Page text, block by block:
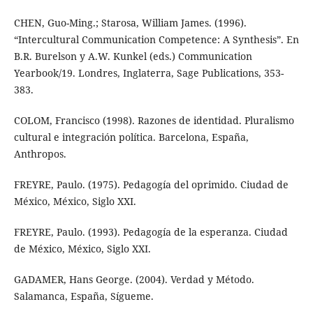
CHEN, Guo-Ming.; Starosa, William James. (1996).
“Intercultural Communication Competence: A Synthesis”. En
B.R. Burelson y A.W. Kunkel (eds.) Communication
Yearbook/19. Londres, Inglaterra, Sage Publications, 353-
383.
COLOM, Francisco (1998). Razones de identidad. Pluralismo
cultural e integración política. Barcelona, España,
Anthropos.
FREYRE, Paulo. (1975). Pedagogía del oprimido. Ciudad de
México, México, Siglo XXI.
FREYRE, Paulo. (1993). Pedagogía de la esperanza. Ciudad
de México, México, Siglo XXI.
GADAMER, Hans George. (2004). Verdad y Método.
Salamanca, España, Sígueme.